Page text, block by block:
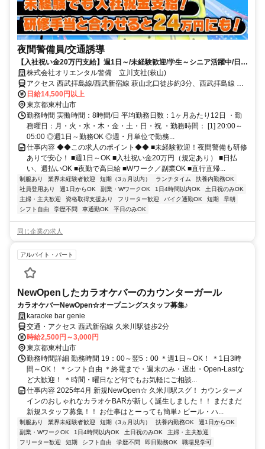
夜間警備員/交通誘導
【入社祝い金20万円支給】週1日～/未経験歓迎/学生～シニア活躍中/日払
い・週払いOK/履歴書不要！
株式会社オリエンタル警備 立川支社(萩山)
アクセス 西武拝島線/西武新宿線 萩山北口徒歩約3分、西武拝島線 小
平南口徒歩約14分、西武新宿線 久米川南口徒歩約15分 (面接地/立川
支社)東京都立川市曙町１丁目１５－１ 谷ビル６Ｆ
日給14,500円以上
東京都東村山市
勤務時間 実働時間：8時間/日 平均勤務日数：1ヶ月あたり12日 ・勤
務曜日：月・火・水・木・金・土・日・祝 ・勤務時間： [1] 20:00～
05:00 ◎週1日～勤務OK ◎週・月単位で勤務...
仕事内容 ◆◆この求人のポイント◆◆ ■未経験歓迎！夜間警備も研修
ありで安心！ ■週1日～OK ■入社祝い金20万円（規定あり） ■日払
い、週払いOK ■夜勤で高日給 ■Wワーク／副業OK ■直行直帰...
制服あり 業界未経験者歓迎 短期（3ヵ月以内） ランチタイム
扶養内勤務OK
社員登用あり
週1日からOK 副業・WワークOK 1日4時間以内OK
土日祝のみOK
主婦・主夫歓迎
資格取得支援あり フリーター歓迎 バイク通勤OK 短期
早朝
シフト自由
学歴不問 車通勤OK 平日のみOK
同じ企業の求人
アルバイト・パート
NewOpenしたカラオケバーのカウンターガール
カラオケバーNewOpen☆オープニングスタッフ募集♪
karaoke bar genie
交通・アクセス 西武新宿線 久米川駅徒歩2分
時給2,500円～3,000円
東京都東村山市
勤務時間詳細 勤務時間 19：00～翌5：00 ＊週1日～OK！ ＊1日3時
間～OK！ ＊シフト自由 ＊終電まで・週末のみ・遅出・Open-Lastな
ど大歓迎！ ＊時間・曜日など何でもお気軽にご相談...
仕事内容 2025年4月 新規NewOpen☆ 久米川駅スグ！ カウンターメ
インのおしゃれなカラオケBARが新しく誕生しました！！ まだまだ
新規スタッフ募集！！ お仕事はとーっても簡単♪ ビール・ハ...
制服あり 業界未経験者歓迎 短期（3ヵ月以内） 扶養内勤務OK
週1日からOK
副業・WワークOK
1日4時間以内OK 土日祝のみOK
主婦・主夫歓迎
フリーター歓迎
短期 シフト自由 学歴不問 即日勤務OK
職場見学可